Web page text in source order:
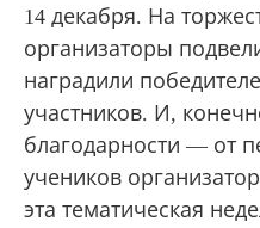
14 декабря. На
организаторы
наградили
участников. И,
благодарности — от
учеников
эта тематическая